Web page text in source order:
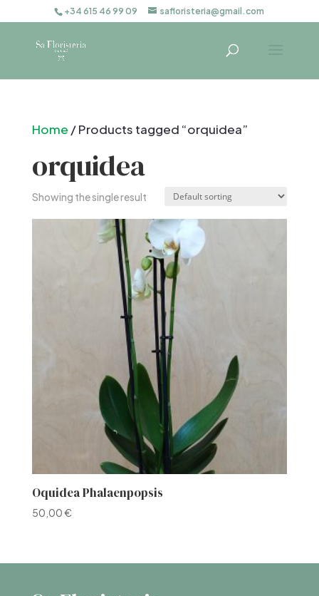
+34 615 46 99 09 safloristeria@gmail.com
Home / Products tagged “orquidea”
orquidea
Showing the single result
Oquidea Phalaenpopsis
50,00€